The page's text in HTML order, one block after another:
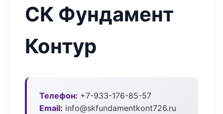
СК Фундамент
Контур
Телефон: +7-933-176-85-57
Email: info@skfundamentkont726.ru